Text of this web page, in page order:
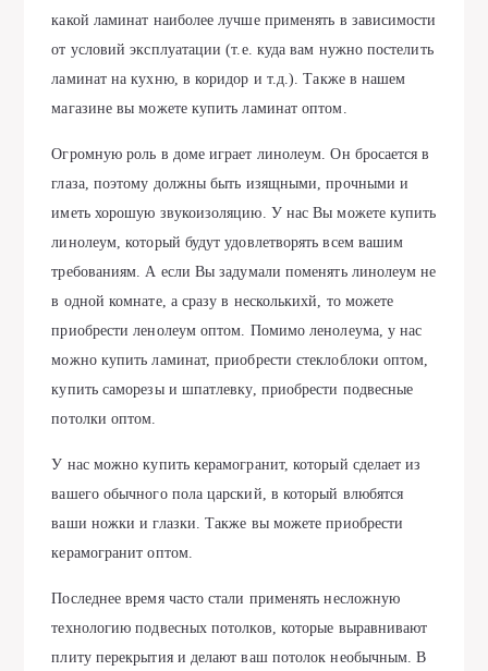
какой ламинат наиболее лучше применять в зависимости
от условий эксплуатации (т.е. куда вам нужно постелить
ламинат на кухню, в коридор и т.д.). Также в нашем
магазине вы можете купить ламинат оптом.
Огромную роль в доме играет линолеум. Он бросается в
глаза, поэтому должны быть изящными, прочными и
иметь хорошую звукоизоляцию. У нас Вы можете купить
линолеум, который будут удовлетворять всем вашим
требованиям. А если Вы задумали поменять линолеум не
в одной комнате, а сразу в несколькихй, то можете
приобрести ленолеум оптом. Помимо ленолеума, у нас
можно купить ламинат, приобрести стеклоблоки оптом,
купить саморезы и шпатлевку, приобрести подвесные
потолки оптом.
У нас можно купить керамогранит, который сделает из
вашего обычного пола царский, в который влюбятся
ваши ножки и глазки. Также вы можете приобрести
керамогранит оптом.
Последнее время часто стали применять несложную
технологию подвесных потолков, которые выравнивают
плиту перекрытия и делают ваш потолок необычным. В